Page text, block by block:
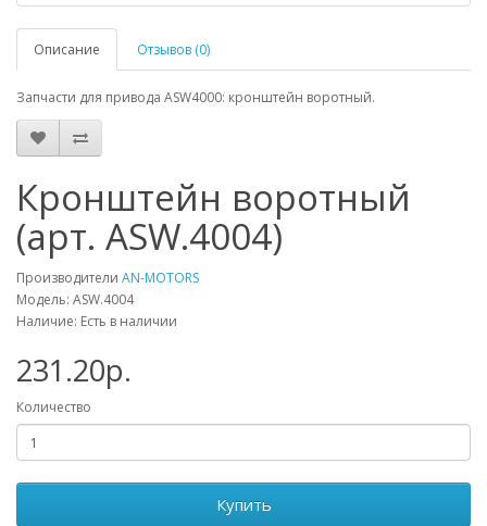
Описание Отзывов (0)
Запчасти для привода ASW4000: кронштейн воротный.
Кронштейн воротный
(арт. ASW.4004)
Производители AN-MOTORS
Модель: ASW.4004
Наличие: Есть в наличии
231.20р.
Количество
Купить